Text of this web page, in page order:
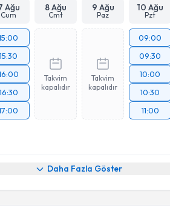
Ağu
Cum
8 Ağu
Cmt
9 Ağu
Paz
10 Ağu
Pzt
15:30
16:30
Takvim
kapalıdır
Takvim
kapalıdır
09:00
09:30
10:00
10:30
11:00
Daha Fazla Göster